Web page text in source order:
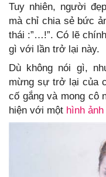
Tuy nhiên, người
mà chỉ chia sẻ bức
thái :”…!”. Có lẽ
gì với lần trở lại này.
Dù không nói gì,
mừng sự trở lại của
cố gắng và mong cô
hiện với một hình ảnh